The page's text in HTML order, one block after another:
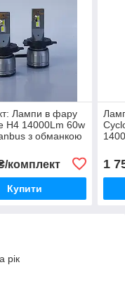
Лампи в фару
H4 14000Lm 60w
з обманкою
комплект
Купити
1
рік